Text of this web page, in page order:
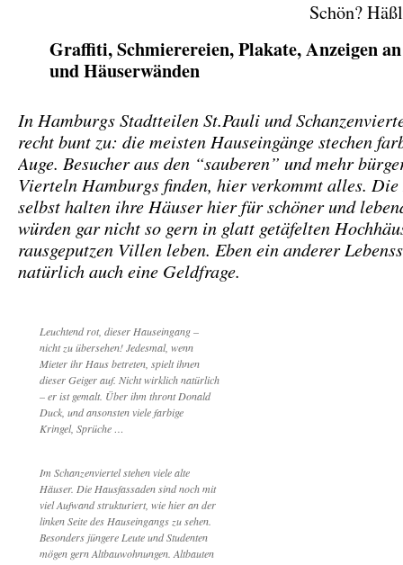
Schön?
Graffiti, Schmierereien, Plakate, Anzeigen
und Häuserwänden
In Hamburgs Stadtteilen St.Pauli und
recht bunt zu: die meisten Hauseingänge stechen
Auge. Besucher aus den “sauberen” und mehr
Vierteln Hamburgs finden, hier verkommt alles. Die
selbst halten ihre Häuser hier für schöner und
würden gar nicht so gern in glatt getäfelten
rausgeputzen Villen leben. Eben ein anderer
natürlich auch eine Geldfrage.
Leuchtend rot, dieser Hauseingang –
nicht zu übersehen! Jedesmal, wenn
Mieter ihr Haus betreten, spielt ihnen
dieser Geiger auf. Nicht wirklich natürlich
– er ist gemalt. Über ihm thront Donald
Duck, und ansonsten viele farbige
Kringel, Sprüche …
Im Schanzenviertel stehen viele alte
Häuser. Die Hausfassaden sind noch mit
viel Aufwand strukturiert, wie hier an der
linken Seite des Hauseingangs zu sehen.
Besonders jüngere Leute und Studenten
mögen gern Altbauwohnungen. Altbauten